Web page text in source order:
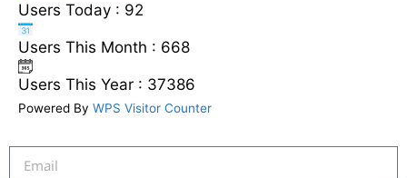
Users Today : 92
Users This Month : 668
Users This Year : 37386
Powered By WPS Visitor Counter